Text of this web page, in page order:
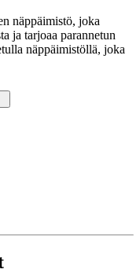
näppäimistö, joka
ja tarjoaa parannetun
näppäimistöllä, joka